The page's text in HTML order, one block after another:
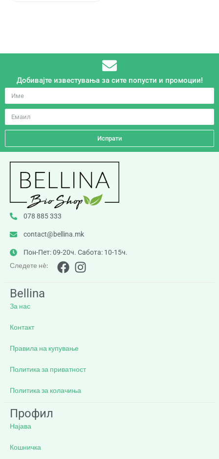
Добивајте известувања за сите попусти и промоции!
Испрати
078 885 333
contact@bellina.mk
Пон-Пет: 09-20ч. Сабота: 10-15ч.
Следете нè:
Bellina
За нас
Контакт
Правила на купување
Политика за приватност
Политика за колачиња
Профил
Најава
Кошничка